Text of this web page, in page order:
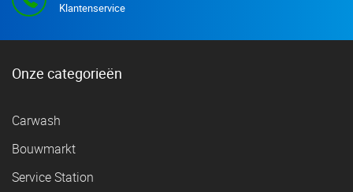
Klantenservice
Onze categorieën
Carwash
Bouwmarkt
Service Station